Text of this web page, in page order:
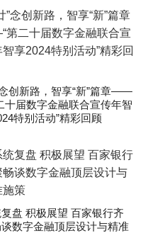
念创新路，智享“新”篇章——
十届数字金融联合宣传年智
特别活动”精彩回顾
盘 积极展望 百家银行齐
数字金融顶层设计与精准